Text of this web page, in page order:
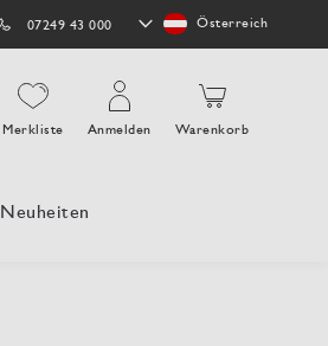
07249 43 000
Store
auswählen
Österreich
Merkliste Anmelden Warenkorb
Neuheiten